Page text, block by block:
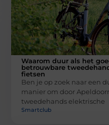
Waarom duur als het
betrouwbare
fietsen
Ben je op zoek naar een
manier om door
tweedehands elektrische
Smartclub